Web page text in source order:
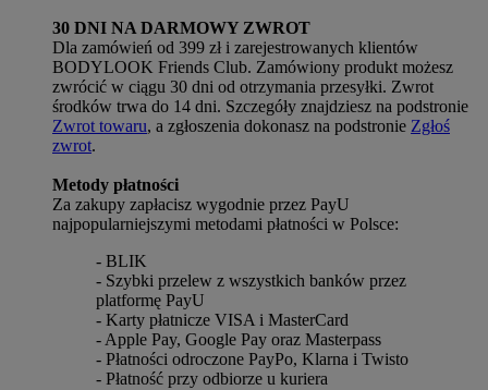
30 DNI NA DARMOWY ZWROT
Dla zamówień od 399 zł i zarejestrowanych klientów
BODYLOOK Friends Club. Zamówiony produkt możesz
zwrócić w ciągu 30 dni od otrzymania przesyłki. Zwrot
środków trwa do 14 dni. Szczegóły znajdziesz na podstronie
Zwrot towaru, a zgłoszenia dokonasz na podstronie Zgłoś
zwrot.
Metody płatności
Za zakupy zapłacisz wygodnie przez PayU
najpopularniejszymi metodami płatności w Polsce:
- BLIK
- Szybki przelew z wszystkich banków przez
platformę PayU
- Karty płatnicze VISA i MasterCard
- Apple Pay, Google Pay oraz Masterpass
- Płatności odroczone PayPo, Klarna i Twisto
- Płatność przy odbiorze u kuriera